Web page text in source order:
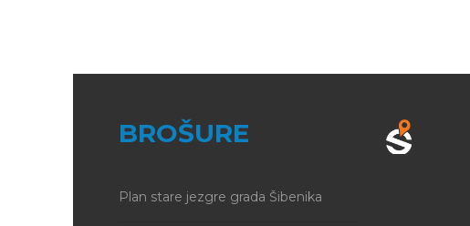
BROŠURE
Plan stare jezgre grada Šibenika